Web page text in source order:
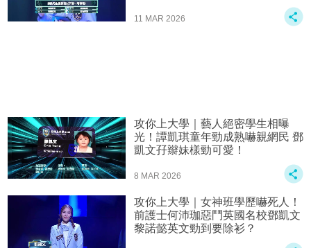
11 MAR 2026
攻你上大學｜藝人絕密學生相曝
光！譚凱琪童年勁成熟嚇親網民 鄧
凱文孖辮妹樣勁可愛！
8 MAR 2026
攻你上大學｜女神班學歷嚇死人！
前護士何沛珈惡鬥英國名校鄧凱文
黎諾懿英文勁到要除衫？